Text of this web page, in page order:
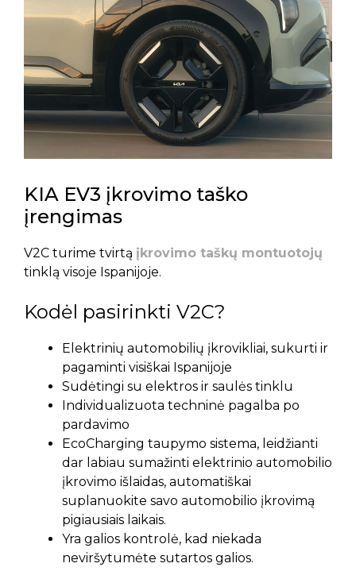
KIA EV3 įkrovimo taško
įrengimas
V2C turime tvirtą įkrovimo taškų montuotojų
tinklą visoje Ispanijoje.
Kodėl pasirinkti V2C?
Elektrinių automobilių įkrovikliai, sukurti ir
pagaminti visiškai Ispanijoje
Sudėtingi su elektros ir saulės tinklu
Individualizuota techninė pagalba po
pardavimo
EcoCharging taupymo sistema, leidžianti
dar labiau sumažinti elektrinio automobilio
įkrovimo išlaidas, automatiškai
suplanuokite savo automobilio įkrovimą
pigiausiais laikais.
Yra galios kontrolė, kad niekada
neviršytumėte sutartos galios.